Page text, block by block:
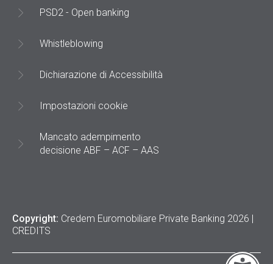
PSD2 - Open banking
Whistleblowing
Dichiarazione di Accessibilità
Impostazioni cookie
Mancato adempimento
decisione ABF – ACF – AAS
Copyright: Credem Euromobiliare Private Banking 2026 |
CREDITS